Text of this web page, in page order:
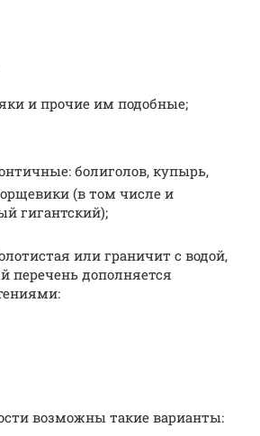
и прочие им подобные;
болиголов, купырь,
(в том числе и
гигантский);
или граничит с водой,
перечень дополняется
возможны такие варианты: